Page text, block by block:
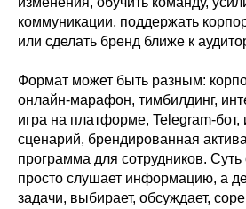
коммуникации, поддержать
или сделать бренд ближе к
Формат может быть разным:
онлайн-марафон, тимбилдинг,
игра на платформе, Telegram-
сценарий, брендированная
программа для сотрудников. Суть
просто слушает информацию, а
задачи, выбирает, обсуждает,